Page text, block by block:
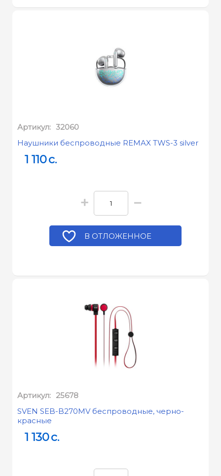
Артикул: 32060
Наушники беспроводные REMAX TWS-3 silver
1 110c.
+ −
В ОТЛОЖЕННОЕ
Артикул: 25678
SVEN SEB-B270MV беспроводные, черно-
красные
1 130c.